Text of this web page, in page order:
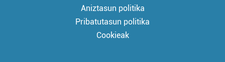
Aniztasun politika
Pribatutasun politika
Cookieak